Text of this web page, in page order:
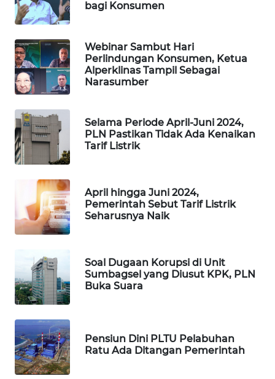
bagi Konsumen
Webinar Sambut Hari
Perlindungan Konsumen, Ketua
Alperklinas Tampil Sebagai
Narasumber
Selama Periode April-Juni 2024,
PLN Pastikan Tidak Ada Kenaikan
Tarif Listrik
April hingga Juni 2024,
Pemerintah Sebut Tarif Listrik
Seharusnya Naik
Soal Dugaan Korupsi di Unit
Sumbagsel yang Diusut KPK, PLN
Buka Suara
Pensiun Dini PLTU Pelabuhan
Ratu Ada Ditangan Pemerintah